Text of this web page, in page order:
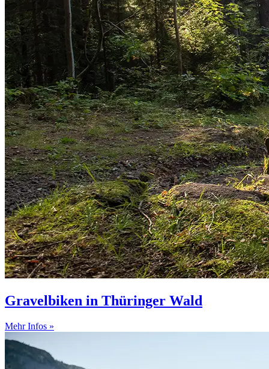
Gravelbiken in Thüringer Wald
Mehr Infos »